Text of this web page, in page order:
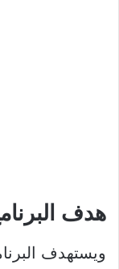
هدف
ويستهدف